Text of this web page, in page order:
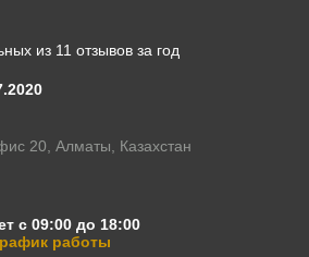
из 11 отзывов за год
20, Алматы, Казахстан
с 09:00 до 18:00
работы